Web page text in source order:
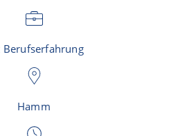
Berufserfahrung
Hamm